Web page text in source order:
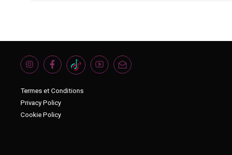
Termes et Conditions
Privacy Policy
Cookie Policy